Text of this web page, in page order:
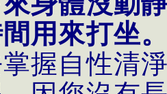
用來打坐
握自性清